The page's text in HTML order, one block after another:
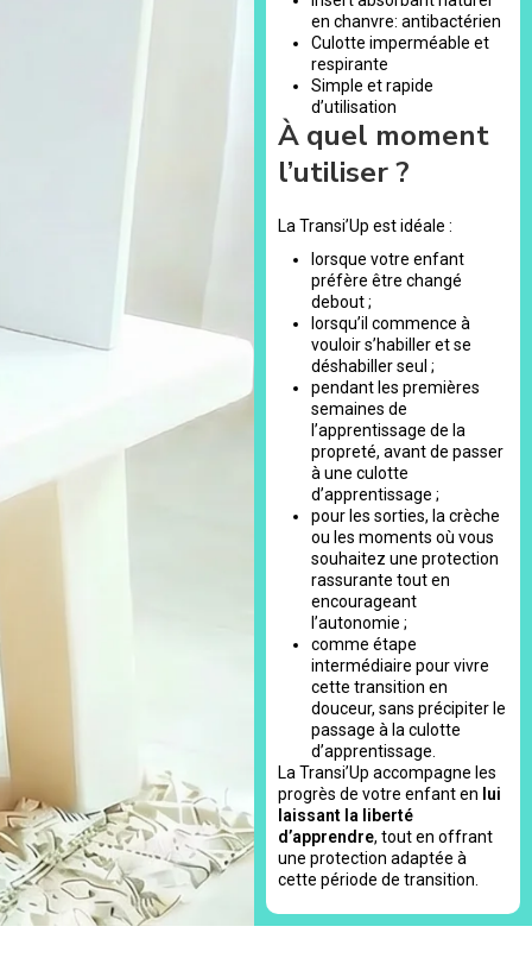
en chanvre: antibactérien
Culotte imperméable et
respirante
Simple et rapide
d’utilisation
À quel moment
l’utiliser ?
La Transi’Up est idéale :
lorsque votre enfant
préfère être changé
debout ;
lorsqu’il commence à
vouloir s’habiller et se
déshabiller seul ;
pendant les premières
semaines de
l’apprentissage de la
propreté, avant de passer
à une culotte
d’apprentissage ;
pour les sorties, la crèche
ou les moments où vous
souhaitez une protection
rassurante tout en
encourageant
l’autonomie ;
comme étape
intermédiaire pour vivre
cette transition en
douceur, sans précipiter le
passage à la culotte
d’apprentissage.
La Transi’Up accompagne les
progrès de votre enfant en lui
laissant la liberté
d’apprendre, tout en offrant
une protection adaptée à
cette période de transition.